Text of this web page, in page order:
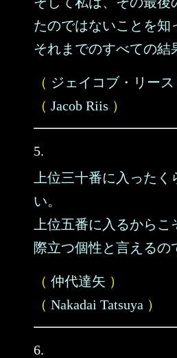
たのではないことを知
それまでのすべての結
（ ジェイコブ・リース
（ Jacob Riis ）
5.
上位三十番に入った
い。
上位五番に入るからこ
際立つ個性と言えるの
（ 仲代達矢 ）
（ Nakadai Tatsuya ）
6.